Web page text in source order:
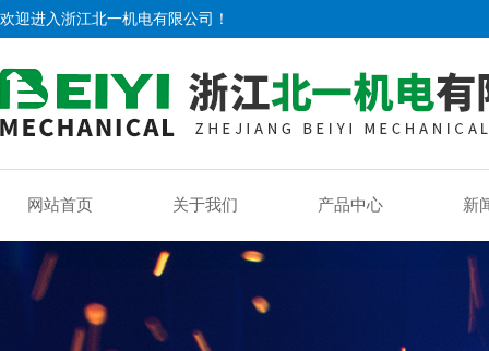
欢迎进入浙江北一机电有限公司！
网站首页 关于我们 产品中心 新